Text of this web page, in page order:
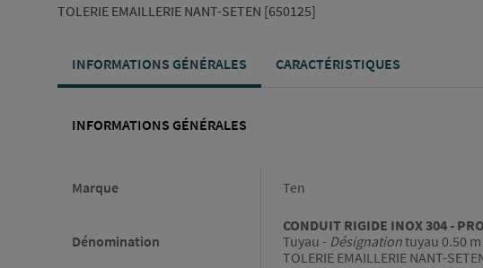
TOLERIE EMAILLERIE NANT-SETEN [650125]
INFORMATIONS GÉNÉRALES CARACTÉRISTIQUES
INFORMATIONS GÉNÉRALES
Marque Ten
Dénomination
CONDUIT RIGIDE INOX 304 -
Tuyau - Désignationtuyau 0.50
TOLERIE EMAILLERIE NANT-